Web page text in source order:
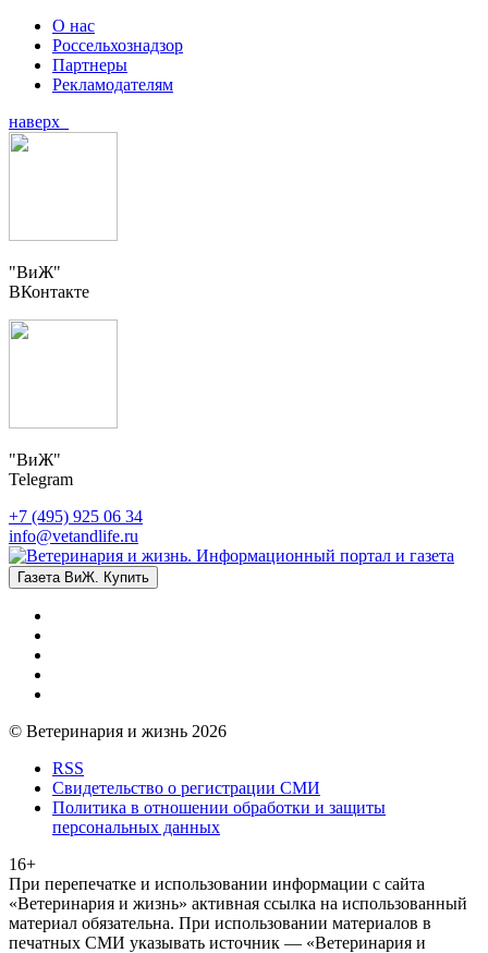
О нас
Россельхознадзор
Партнеры
Рекламодателям
наверх
"ВиЖ"
ВКонтакте
"ВиЖ"
Telegram
+7 (495) 925 06 34
info@vetandlife.ru
Газета ВиЖ. Купить
© Ветеринария и жизнь 2026
RSS
Свидетельство о регистрации СМИ
Политика в отношении обработки и защиты
персональных данных
16+
При перепечатке и использовании информации с сайта
«Ветеринария и жизнь» активная ссылка на использованный
материал обязательна. При использовании материалов в
печатных СМИ указывать источник — «Ветеринария и